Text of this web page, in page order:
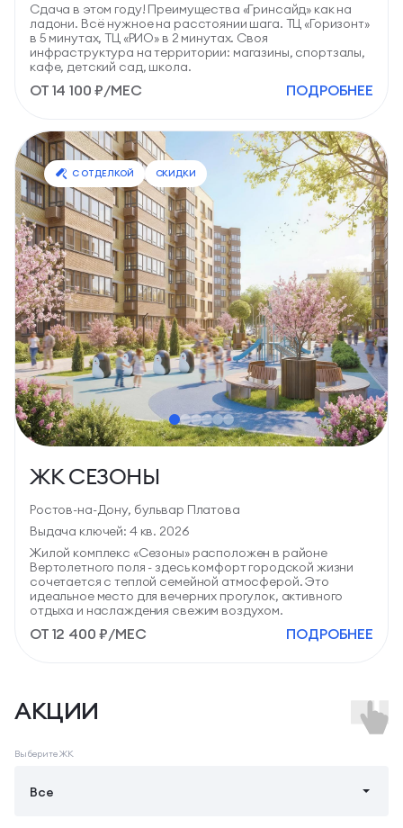
Сдача в этом году! Преимущества «Гринсайд» как на
ладони. Всё нужное на расстоянии шага. ТЦ «Горизонт»
в 5 минутах, ТЦ «РИО» в 2 минутах. Своя
инфраструктура на территории: магазины, спортзалы,
кафе, детский сад, школа.
ОТ 14 100 ₽/МЕС ПОДРОБНЕЕ
СТУДИИ от 22,1 м2
ЦЕНА ПО ЗАПРОСУ
1-КОМН.
от 36,9 м2
ЦЕНА ПО ЗАПРОСУ
2-КОМН.
от 47,9 м2
ЦЕНА ПО ЗАПРОСУ
3-КОМН.
от 72,1 м2 ЦЕНА ПО ЗАПРОСУ
ПОДРОБНЕЕ О ПРОЕКТЕ
С ОТДЕЛКОЙ СКИДКИ
ЖК СЕЗОНЫ
Ростов-на-Дону, бульвар Платова
Выдача ключей: 4 кв. 2026
Жилой комплекс «Сезоны» расположен в районе
Вертолетного поля - здесь комфорт городской жизни
сочетается с теплой семейной атмосферой. Это
идеальное место для вечерних прогулок, активного
отдыха и наслаждения свежим воздухом.
ОТ 12 400 ₽/МЕС ПОДРОБНЕЕ
СТУДИИ
ЦЕНА ПО ЗАПРОСУ
1-КОМН.
ЦЕНА ПО ЗАПРОСУ
2-КОМН.
АКЦИИ
Выберите ЖК
Все